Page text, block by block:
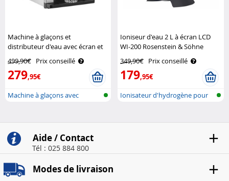
Machine à glaçons et
distributeur d'eau avec écran et
boîtier en acier inoxydable EWS-
2350 Rosenstein & Söhne
499,90€ Prix conseillé
279,95€
Machine à glaçons avec
Ioniseur d'eau 2 L à écran LCD
WI-200 Rosenstein & Söhne
349,90€ Prix conseillé
179,95€
Ionisateur d'hydrogène pour
Aide / Contact
Tél : 025 884 800
Modes de livraison